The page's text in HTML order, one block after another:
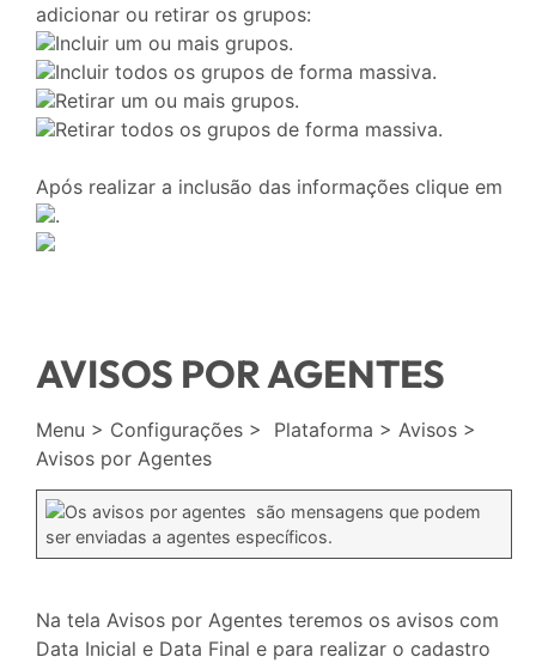
adicionar ou retirar os grupos:
Incluir um ou mais grupos.
Incluir todos os grupos de forma massiva.
Retirar um ou mais grupos.
Retirar todos os grupos de forma massiva.
Após realizar a inclusão das informações clique em
.
AVISOS POR AGENTES
Menu > Configurações > Plataforma > Avisos >
Avisos por Agentes
Os avisos por agentes são mensagens que podem
ser enviadas a agentes específicos.
Na tela Avisos por Agentes teremos os avisos com
Data Inicial e Data Final e para realizar o cadastro